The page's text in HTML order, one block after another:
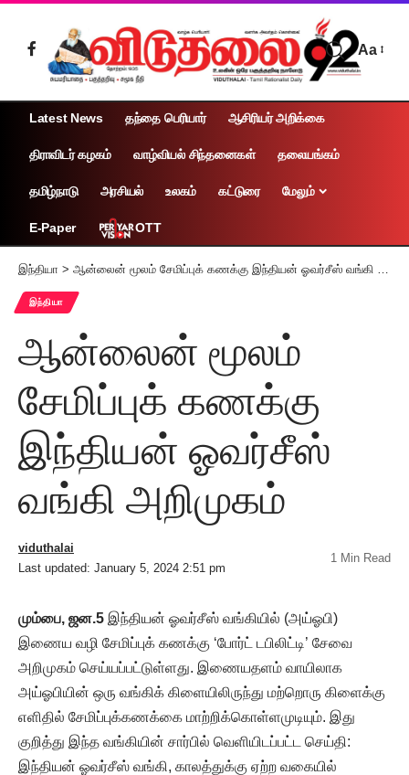
Aa
Latest News தந்தை பெரியார் ஆசிரியர் அறிக்கை
திராவிடர் கழகம் வாழ்வியல் சிந்தனைகள் தலையங்கம்
தமிழ்நாடு அரசியல் உலகம் கட்டுரை மேலும்
E-Paper OTT
இந்தியா > ஆன்லைன் மூலம் சேமிப்புக் கணக்கு இந்தியன் ஓவர்சீஸ் வங்கி அறிமுகம்
இந்தியா
ஆன்லைன் மூலம்
சேமிப்புக் கணக்கு
இந்தியன் ஓவர்சீஸ்
வங்கி அறிமுகம்
Last updated: January 5, 2024 2:51 pm
viduthalai
1 Min Read
மும்பை, ஜன.5 இந்தியன் ஓவர்சீஸ் வங்கியில் (அய்ஓபி)
இணைய வழி சேமிப்புக் கணக்கு ‘போர்ட் டபிலிட்டி’ சேவை
அறிமுகம் செய்யப்பட்டுள்ளது. இணையதளம் வாயிலாக
அய்ஓபியின் ஒரு வங்கிக் கிளையிலிருந்து மற்றொரு கிளைக்கு
எளிதில் சேமிப்புக்கணக்கை மாற்றிக்கொள்ளமுடியும். இது
குறித்து இந்த வங்கியின் சார்பில் வெளியிடப்பட்ட செய்தி:
இந்தியன் ஓவர்சீஸ் வங்கி, காலத்துக்கு ஏற்ற வகையில்